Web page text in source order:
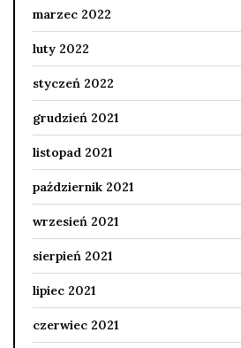
marzec 2022
luty 2022
styczeń 2022
grudzień 2021
listopad 2021
październik 2021
wrzesień 2021
sierpień 2021
lipiec 2021
czerwiec 2021